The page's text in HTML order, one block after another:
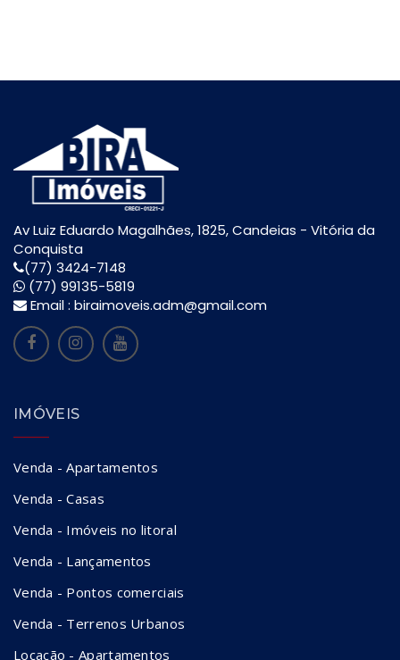
Av Luiz Eduardo Magalhães, 1825, Candeias - Vitória da
Conquista
(77) 3424-7148
(77) 99135-5819
Email : biraimoveis.adm@gmail.com
IMÓVEIS
Venda - Apartamentos
Venda - Casas
Venda - Imóveis no litoral
Venda - Lançamentos
Venda - Pontos comerciais
Venda - Terrenos Urbanos
Locação - Apartamentos